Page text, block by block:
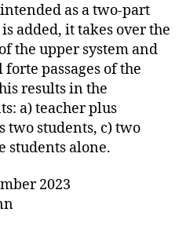
as a two-part
added, it takes over the
the upper system and
passages of the
results in the
a) teacher plus
two students, c) two
students alone.
2023